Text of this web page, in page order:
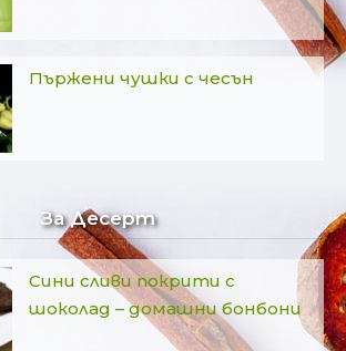
Пържени чушки с чесън
За Десерт
Сини сливи покрити с
шоколад – домашни бонбони